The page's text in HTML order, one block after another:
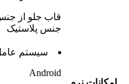
قاب جلو از
جنس پلاستیک
سيستم
Android